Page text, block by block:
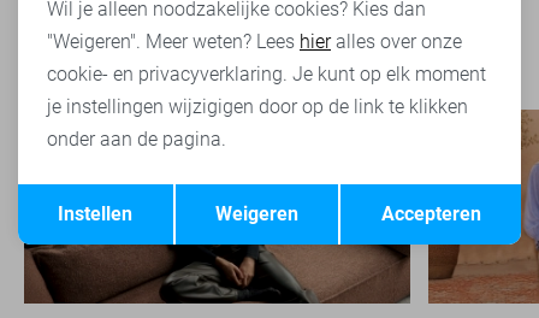
Terug Opslaan
Wil je alleen noodzakelijke cookies? Kies dan
"Weigeren". Meer weten? Lees hieralles over onze
cookie- en privacyverklaring. Je kunt op elk moment
je instellingen wijzigigen door op de link te klikken
onder aan de pagina.
Accepteren
Weigeren
Instellen